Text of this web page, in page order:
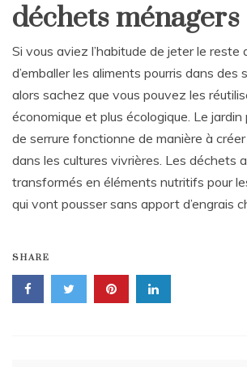
déchets ménagers
Si vous aviez l’habitude de jeter le reste
d’emballer les aliments pourris dans des
alors sachez que vous pouvez les
économique et plus écologique. Le
de serrure fonctionne de manière à
dans les cultures vivrières. Les déchets
transformés en éléments nutritifs pour
qui vont pousser sans apport d’engrais
SHARE